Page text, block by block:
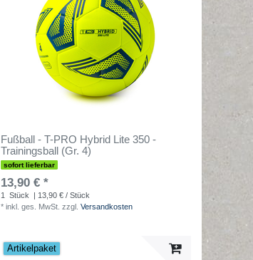
Fußball - T-PRO Hybrid Lite 350 -
Trainingsball (Gr. 4)
sofort lieferbar
13,90 € *
1 Stück
| 13,90 € / Stück
* inkl. ges. MwSt. zzgl. Versandkosten
Artikelpaket